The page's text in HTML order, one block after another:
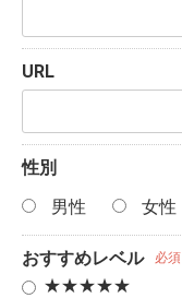
URL
性別
男性
女性
おすすめレベル 必須
★★★★★